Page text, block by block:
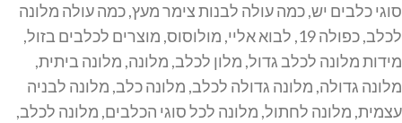
סוגי כלבים יש,כמה עולה לבנות צימר מעץ,כמה עולה מלונה
לכלב,כפולה 19 , לבוא אליי, מולוסוס, מוצרים לכלבים בזול,
מידות מלונה לכלב גדול, מלון לכלב, מלונה, מלונה ביתית,
מלונה גדולה, מלונה גדולה לכלב, מלונה כלב, מלונה לבניה
עצמית, מלונה לחתול, מלונה לכל סוגי הכלבים, מלונה לכלב,